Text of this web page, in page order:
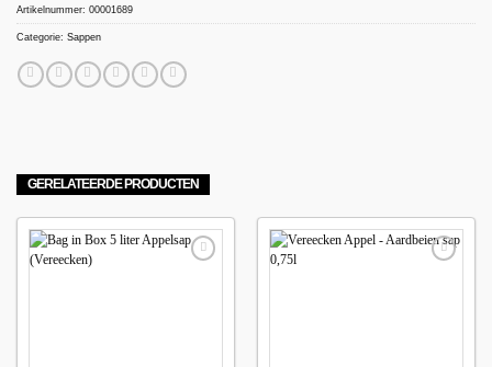
Artikelnummer: 00001689
Categorie: Sappen
GERELATEERDE PRODUCTEN